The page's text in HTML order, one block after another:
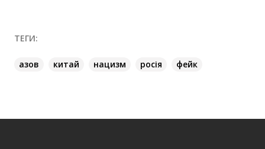
ТЕГИ:
азов китай нацизм росія фейк